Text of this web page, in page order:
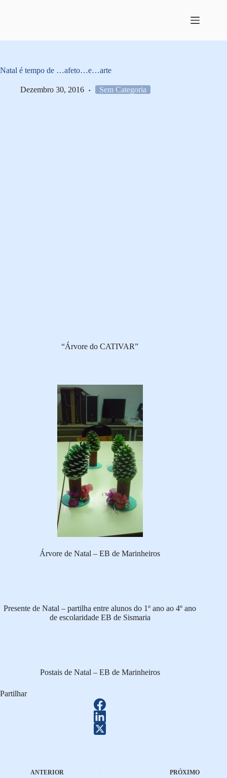
Natal é tempo de …afeto…e…arte
Dezembro 30, 2016 Sem Categoria
“Árvore do CATIVAR”
Árvore de Natal – EB de Marinheiros
Presente de Natal – partilha entre alunos do 1º ano ao 4º ano
de escolaridade EB de Sismaria
Postais de Natal – EB de Marinheiros
Partilhar
ANTERIOR PRÓXIMO